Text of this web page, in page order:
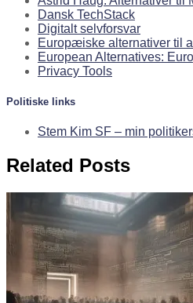
Dansk TechStack
Digitalt selvforsvar
Europæiske alternativer til
European Alternatives:
Privacy Tools
Politiske links
Stem Kim SF – min
Related Posts